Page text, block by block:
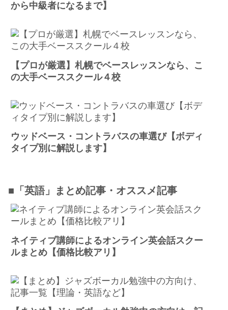
から中級者になるまで】
【プロが厳選】札幌でベースレッスンなら、こ
の大手ベーススクール４校
ウッドベース・コントラバスの車選び【ボディ
タイプ別に解説します】
■「英語」まとめ記事・オススメ記事
ネイティブ講師によるオンライン英会話スクー
ルまとめ【価格比較アリ】